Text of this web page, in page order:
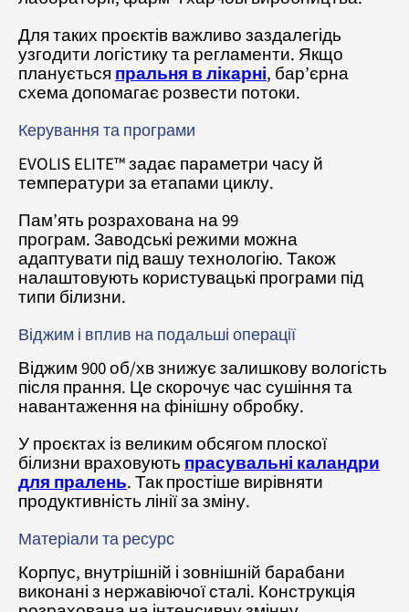
Для таких проєктів важливо заздалегідь
узгодити логістику та регламенти. Якщо
плануєтьсяпральня в лікарні, бар’єрна
схема допомагає розвести потоки.
Керування та програми
EVOLIS ELITE™ задає параметри часу й
температури за етапами циклу.
Пам’ять розрахована на 99
програм. Заводські режими можна
адаптувати під вашу технологію. Також
налаштовують користувацькі програми під
типи білизни.
Віджим і вплив на подальші операції
Віджим 900 об/хв знижує залишкову вологість
після прання. Це скорочує час сушіння та
навантаження на фінішну обробку.
У проєктах із великим обсягом плоскої
білизни враховуютьпрасувальні каландри
для пралень. Так простіше вирівняти
продуктивність лінії за зміну.
Матеріали та ресурс
Корпус, внутрішній і зовнішній барабани
виконані з нержавіючої сталі. Конструкція